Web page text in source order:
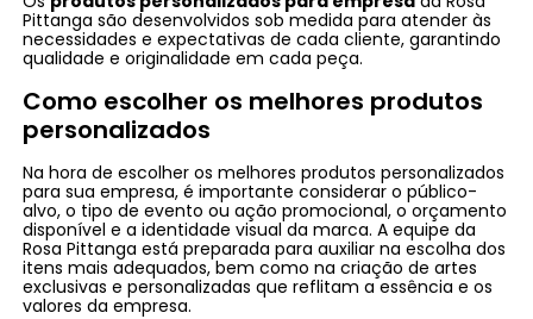
Pittanga são desenvolvidos sob medida para atender às
necessidades e expectativas de cada cliente, garantindo
qualidade e originalidade em cada peça.
Como escolher os melhores produtos
personalizados
Na hora de escolher os melhores produtos personalizados
para sua empresa, é importante considerar o público-
alvo, o tipo de evento ou ação promocional, o orçamento
disponível e a identidade visual da marca. A equipe da
Rosa Pittanga está preparada para auxiliar na escolha dos
itens mais adequados, bem como na criação de artes
exclusivas e personalizadas que reflitam a essência e os
valores da empresa.